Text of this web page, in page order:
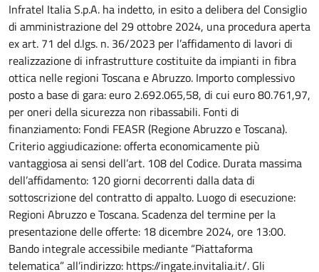
Infratel Italia S.p.A. ha indetto, in esito a delibera del Consiglio
di amministrazione del 29 ottobre 2024, una procedura aperta
ex art. 71 del d.lgs. n. 36/2023 per l’affidamento di lavori di
realizzazione di infrastrutture costituite da impianti in fibra
ottica nelle regioni Toscana e Abruzzo. Importo complessivo
posto a base di gara: euro 2.692.065,58, di cui euro 80.761,97,
per oneri della sicurezza non ribassabili. Fonti di
finanziamento: Fondi FEASR (Regione Abruzzo e Toscana).
Criterio aggiudicazione: offerta economicamente più
vantaggiosa ai sensi dell’art. 108 del Codice. Durata massima
dell’affidamento: 120 giorni decorrenti dalla data di
sottoscrizione del contratto di appalto. Luogo di esecuzione:
Regioni Abruzzo e Toscana. Scadenza del termine per la
presentazione delle offerte: 18 dicembre 2024, ore 13:00.
Bando integrale accessibile mediante “Piattaforma
telematica” all’indirizzo: https://ingate.invitalia.it/. Gli